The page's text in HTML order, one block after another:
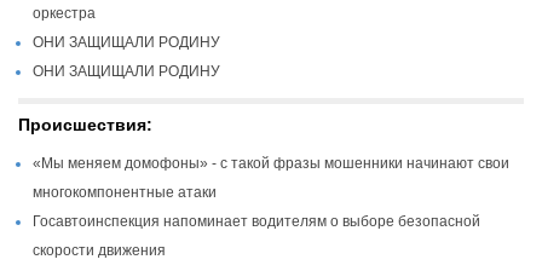
оркестра
ОНИ ЗАЩИЩАЛИ РОДИНУ
ОНИ ЗАЩИЩАЛИ РОДИНУ
Происшествия:
«Мы меняем домофоны» - с такой фразы мошенники начинают свои
многокомпонентные атаки
Госавтоинспекция напоминает водителям о выборе безопасной
скорости движения